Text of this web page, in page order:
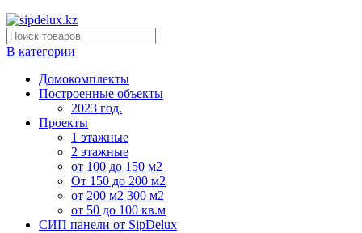
В категории
Домокомплекты
Построенные объекты
2023 год.
Проекты
1 этажные
2 этажные
от 100 до 150 м2
От 150 до 200 м2
от 200 м2 300 м2
от 50 до 100 кв.м
СИП панели от SipDelux